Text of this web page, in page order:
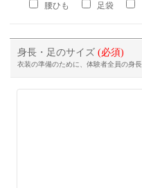
腰ひも 足袋
身長・足のサイズ(必須)
衣装の準備のために、体験者全員の身